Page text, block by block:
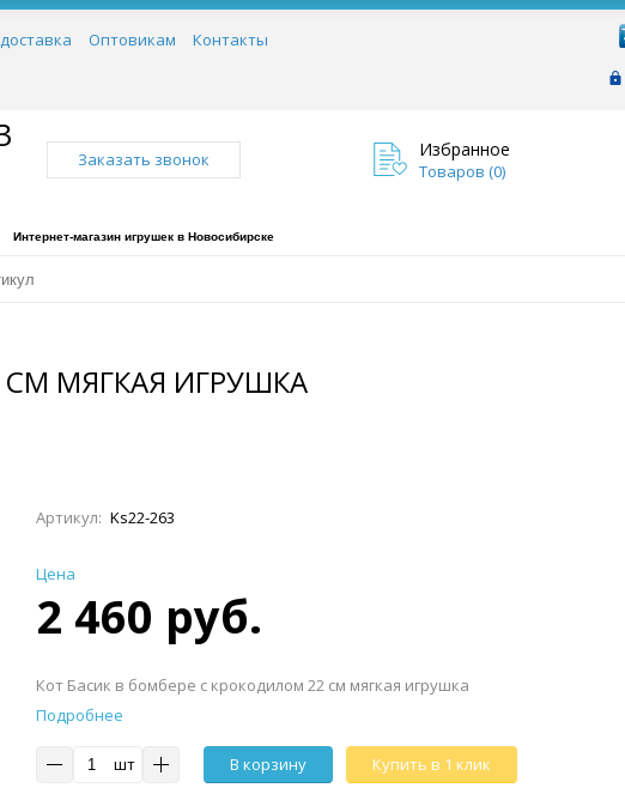
Оптовикам Контакты
Заказать звонок Избранное
Товаров (0)
Интернет-магазин игрушек в Новосибирске
МЯГКАЯ ИГРУШКА
Артикул: Ks22-263
Цена
2 460 руб.
Кот Басик в бомбере с крокодилом 22 см мягкая игрушка
Подробнее
шт В корзину Купить в 1 клик